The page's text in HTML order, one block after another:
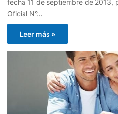
fecha 11 de septiembre de 2013,
Oficial N°…
Leer más »